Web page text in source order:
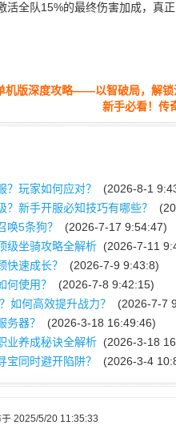
活全队15%的最终伤害加成，真
机版深度攻略——以智破局，解锁
新手必看！传
玩家如何应对？
(2026-8-1
新手开服必知技巧有哪些？
唤5条狗？
(2026-7-17 9:54:47)
级坐骑攻略全解析 (2026-7-11
速成长？
(2026-7-9 9:43:8)
使用？
(2026-7-8 9:42:15)
如何高效提升战力？
(2026-7-7
务器？
(2026-3-18 16:49:46)
业养成秘诀全解析 (2026-3-18
同时避开陷阱？
(2026-3-4
2025/5/20 11:35:33